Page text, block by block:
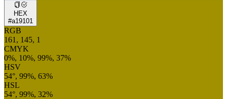
HEX
#a19101
RGB
161, 145, 1
CMYK
0%, 10%, 99%, 37%
HSV
54°, 99%, 63%
HSL
54°, 99%, 32%